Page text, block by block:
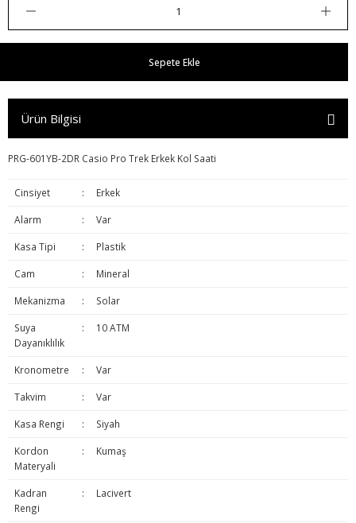
Sepete Ekle
Ürün Bilgisi
PRG-601YB-2DR Casio Pro Trek Erkek Kol Saati
Cinsiyet : Erkek
Alarm : Var
Kasa Tipi : Plastik
Cam : Mineral
Mekanizma : Solar
Suya
Dayanıklılık
: 10 ATM
Kronometre : Var
Takvim : Var
Kasa Rengi : Siyah
Kordon
Materyali
: Kumaş
Kadran
Rengi
: Lacivert